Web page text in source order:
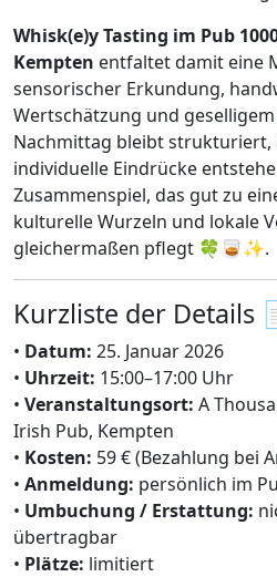
Whisk(e)y Tasting im Pub
Kempten entfaltet damit eine
sensorischer Erkundung,
Wertschätzung und
Nachmittag bleibt strukturiert,
individuelle Eindrücke
Zusammenspiel, das gut zu
kulturelle Wurzeln und lokale
gleichermaßen pflegt 🍀🥃✨.
Kurzliste der Details
• Datum: 25. Januar 2026
• Uhrzeit: 15:00–17:00 Uhr
• Veranstaltungsort: A
Irish Pub, Kempten
• Kosten: 59 € (Bezahlung bei
• Anmeldung: persönlich im
• Umbuchung / Erstattung:
übertragbar
• Plätze: limitiert